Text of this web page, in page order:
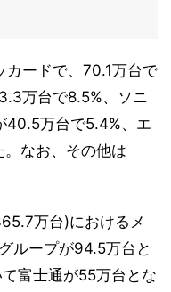
カードで、70.1万台で
万台で8.5%、ソニ
40.5万台で5.4%、エ
なお、その他は
万台)におけるメ
ループが94.5万台と
富士通が55万台とな